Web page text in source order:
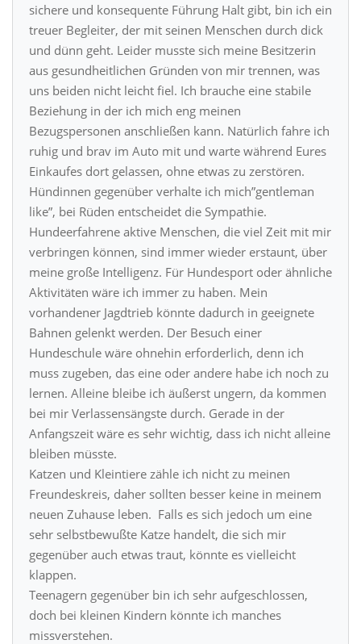
sichere und konsequente Führung Halt gibt, bin ich ein
treuer Begleiter, der mit seinen Menschen durch dick
und dünn geht. Leider musste sich meine Besitzerin
aus gesundheitlichen Gründen von mir trennen, was
uns beiden nicht leicht fiel. Ich brauche eine stabile
Beziehung in der ich mich eng meinen
Bezugspersonen anschließen kann. Natürlich fahre ich
ruhig und brav im Auto mit und warte während Eures
Einkaufes dort gelassen, ohne etwas zu zerstören.
Hündinnen gegenüber verhalte ich mich”gentleman
like”, bei Rüden entscheidet die Sympathie.
Hundeerfahrene aktive Menschen, die viel Zeit mit mir
verbringen können, sind immer wieder erstaunt, über
meine große Intelligenz. Für Hundesport oder ähnliche
Aktivitäten wäre ich immer zu haben. Mein
vorhandener Jagdtrieb könnte dadurch in geeignete
Bahnen gelenkt werden. Der Besuch einer
Hundeschule wäre ohnehin erforderlich, denn ich
muss zugeben, das eine oder andere habe ich noch zu
lernen. Alleine bleibe ich äußerst ungern, da kommen
bei mir Verlassensängste durch. Gerade in der
Anfangszeit wäre es sehr wichtig, dass ich nicht alleine
bleiben müsste.
Katzen und Kleintiere zähle ich nicht zu meinen
Freundeskreis, daher sollten besser keine in meinem
neuen Zuhause leben. Falls es sich jedoch um eine
sehr selbstbewußte Katze handelt, die sich mir
gegenüber auch etwas traut, könnte es vielleicht
klappen.
Teenagern gegenüber bin ich sehr aufgeschlossen,
doch bei kleinen Kindern könnte ich manches
missverstehen.